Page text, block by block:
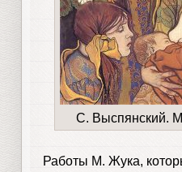
С. Выспянский.
Работы М. Жука,